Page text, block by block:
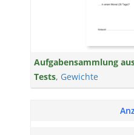
Aufgabensammlung
Tests, Gewichte